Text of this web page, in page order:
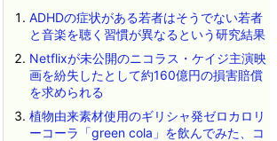
ADHDの症状がある若者はそうでない若者
と音楽を聴く習慣が異なるという研究結果
Netflixが未公開のニコラス・ケイジ主演映
画を紛失したとして約160億円の損害賠償
を求められる
植物由来素材使用のギリシャ発ゼロカロリ
ーコーラ「green cola」を飲んでみた、コ